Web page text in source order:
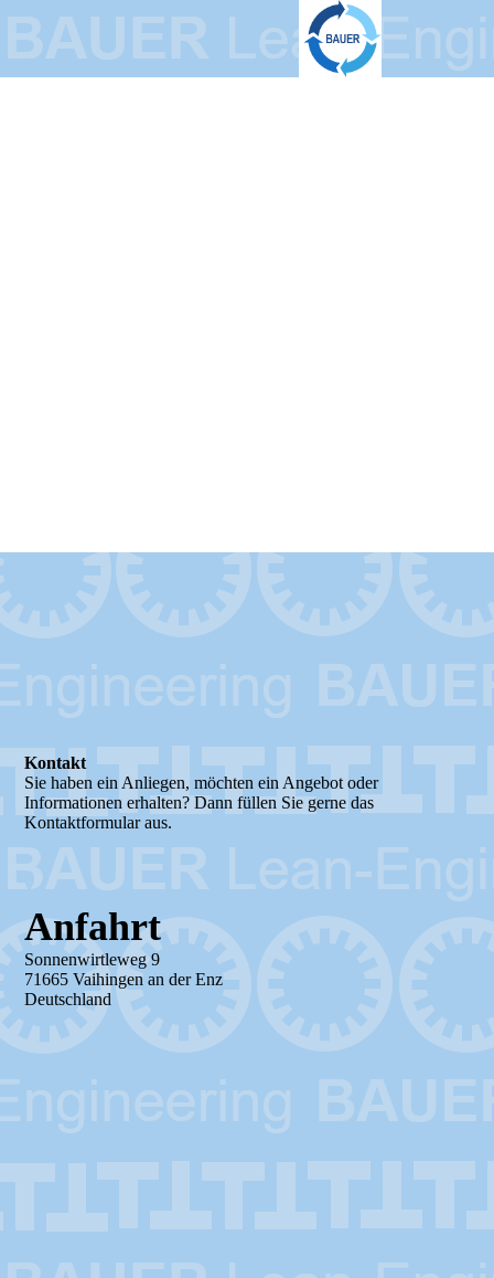
Kontakt
Sie haben ein Anliegen, möchten ein Angebot oder
Informationen erhalten? Dann füllen Sie gerne das
Kontaktformular aus.
Anfahrt
Sonnenwirtleweg 9
71665 Vaihingen an der Enz
Deutschland